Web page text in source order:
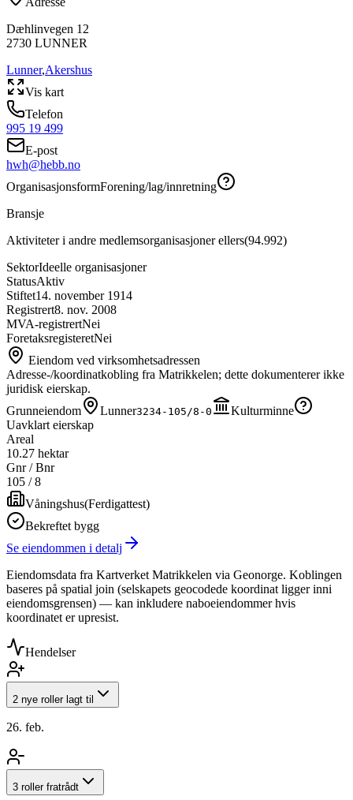
Dæhlinvegen 12
2730 LUNNER
Lunner,Akershus
Vis kart
Telefon
995 19 499
E-post
hwh@hebb.no
OrganisasjonsformForening/lag/innretning
Bransje
Aktiviteter i andre medlemsorganisasjoner ellers(94.992)
SektorIdeelle organisasjoner
StatusAktiv
Stiftet14. november 1914
Registrert8. nov. 2008
MVA-registrertNei
ForetaksregisteretNei
Eiendom ved virksomhetsadressen
Adresse-/koordinatkobling fra Matrikkelen; dette dokumenterer ikke
juridisk eierskap.
Grunneiendom
Lunner3234-105/8-0
Kulturminne
Uavklart eierskap
Areal
10.27 hektar
Gnr / Bnr
105 /8
Våningshus(Ferdigattest)
Bekreftet bygg
Se eiendommen i detalj
Eiendomsdata fra Kartverket Matrikkelen via Geonorge. Koblingen
baseres på spatial join (selskapets geocodede koordinat ligger inni
eiendomsgrensen) — kan inkludere naboeiendommer hvis
koordinatet er upresist.
Hendelser
2 nye roller lagt til
26. feb.
3 roller fratrådt